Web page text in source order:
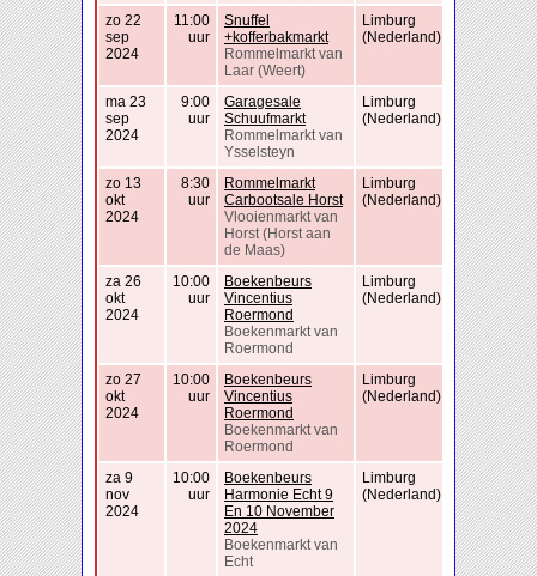
zo 22
sep
2024
11:00
uur
Snuffel
+kofferbakmarkt
Rommelmarkt van
Laar (Weert)
Limburg
(Nederland)
ma 23
sep
2024
9:00
uur
Garagesale
Schuufmarkt
Rommelmarkt van
Ysselsteyn
Limburg
(Nederland)
zo 13
okt
2024
8:30
uur
Rommelmarkt
Carbootsale Horst
Vlooienmarkt van
Horst (Horst aan
de Maas)
Limburg
(Nederland)
za 26
okt
2024
10:00
uur
Boekenbeurs
Vincentius
Roermond
Boekenmarkt van
Roermond
Limburg
(Nederland)
zo 27
okt
2024
10:00
uur
Boekenbeurs
Vincentius
Roermond
Boekenmarkt van
Roermond
Limburg
(Nederland)
za 9
nov
2024
10:00
uur
Boekenbeurs
Harmonie Echt 9
En 10 November
2024
Boekenmarkt van
Echt
Limburg
(Nederland)